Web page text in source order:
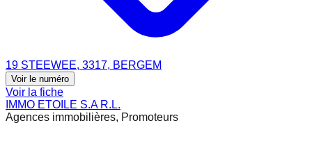
19 STEEWEE, 3317, BERGEM
Voir le numéro
Voir la fiche
IMMO ETOILE S.A R.L.
Agences immobilières, Promoteurs